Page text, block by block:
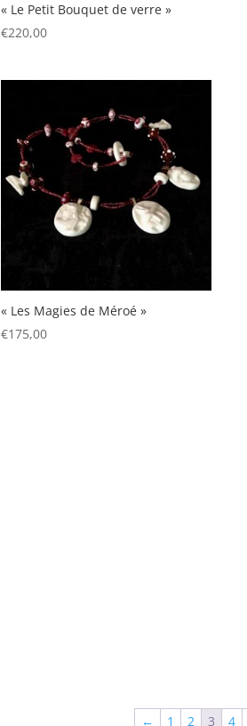
« Le Petit Bouquet de verre »
€220,00
« Les Magies de Méroé »
€175,00
← 1 2 3 4